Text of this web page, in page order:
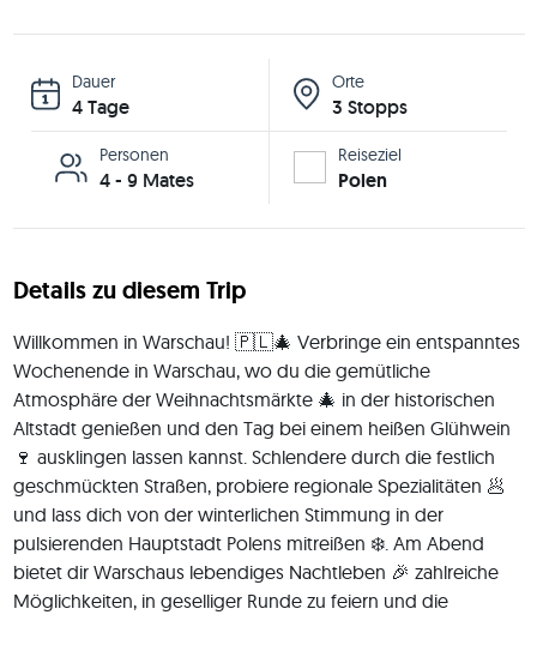
Dauer
4 Tage
Orte
3 Stopps
Personen
4 - 9 Mates
Reiseziel
Polen
Details zu diesem Trip
Willkommen in Warschau! 🇵🇱🎄 Verbringe ein entspanntes
Wochenende in Warschau, wo du die gemütliche
Atmosphäre der Weihnachtsmärkte 🎄 in der historischen
Altstadt genießen und den Tag bei einem heißen Glühwein
🍷 ausklingen lassen kannst. Schlendere durch die festlich
geschmückten Straßen, probiere regionale Spezialitäten 🥟
und lass dich von der winterlichen Stimmung in der
pulsierenden Hauptstadt Polens mitreißen ❄️. Am Abend
bietet dir Warschaus lebendiges Nachtleben 🎉 zahlreiche
Möglichkeiten, in geselliger Runde zu feiern und die